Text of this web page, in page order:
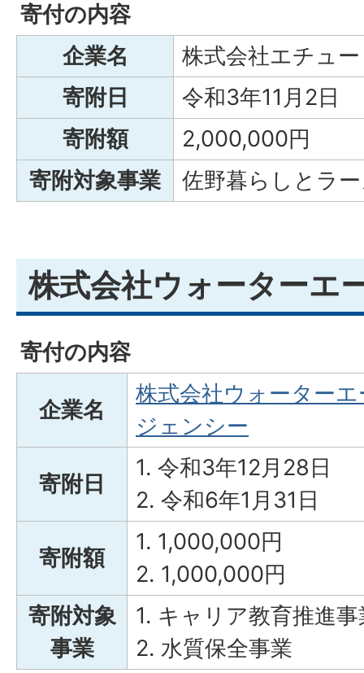
寄付の内容
企業名
株式会社エチ
寄附日
令和3年11月2日
寄附額
2,000,000円
寄附対象事業
佐野暮らしとラ
株式会社ウォーターエ
寄付の内容
企業名
株式会社ウォーターエ
ジェンシー
寄附日
1. 令和3年12月28日
2. 令和6年1月31日
寄附額
1. 1,000,000円
2. 1,000,000円
寄附対象
事業
1. キャリア教育推進事
2. 水質保全事業